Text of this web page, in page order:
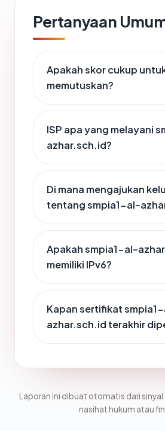
Pertanyaan
Apakah skor cukup
memutuskan?
ISP apa yang melayani
azhar.sch.id?
Di mana mengajukan
tentang smpia1-al-
Apakah smpia1-al-
memiliki IPv6?
Kapan sertifikat
azhar.sch.id terakhir
Laporan ini dibuat otomatis dari sinyal
nasihat hukum atau